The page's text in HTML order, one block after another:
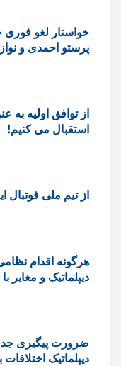
خواستار لغو فوری
پرستو احمدی و
از توافق اولیه
استقبال می کنیم!
از تیم ملی فوتبال
هرگونه اقدام
دیپلماتیک و مغایر
ضرورت پیگیری
دیپلماتیک اختلافات